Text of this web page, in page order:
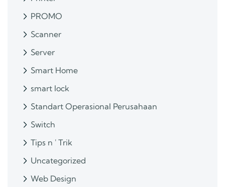
PROMO
Scanner
Server
Smart Home
smart lock
Standart Operasional Perusahaan
Switch
Tips n ' Trik
Uncategorized
Web Design